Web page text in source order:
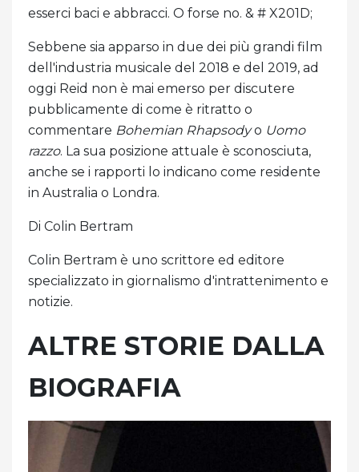
esserci baci e abbracci. O forse no. & # X201D;
Sebbene sia apparso in due dei più grandi film
dell'industria musicale del 2018 e del 2019, ad
oggi Reid non è mai emerso per discutere
pubblicamente di come è ritratto o
commentare Bohemian Rhapsodyo Uomo
razzo. La sua posizione attuale è sconosciuta,
anche se i rapporti lo indicano come residente
in Australia o Londra.
Di Colin Bertram
Colin Bertram è uno scrittore ed editore
specializzato in giornalismo d'intrattenimento e
notizie.
ALTRE STORIE DALLA
BIOGRAFIA